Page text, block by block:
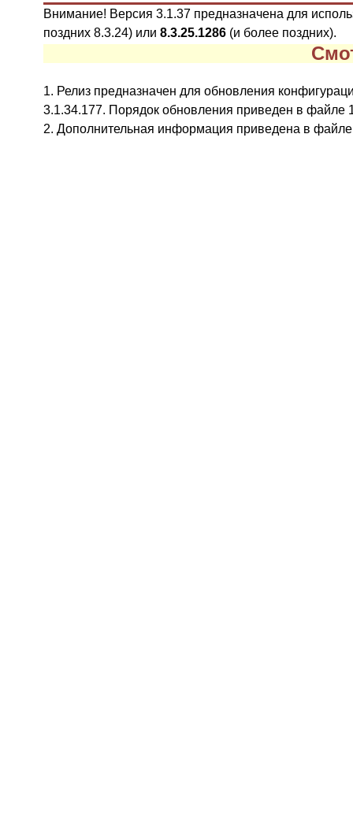
Внимание! Версия 3.1.37 предназначена для
поздних 8.3.24) или 8.3.25.1286 (и более поздних).
1. Релиз предназначен для обновления
3.1.34.177. Порядок обновления приведен в файле
2. Дополнительная информация приведена в